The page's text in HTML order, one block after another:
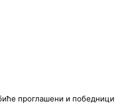
проглашени и победници